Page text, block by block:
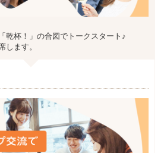
乾杯！」の合図でトークスタート♪
します。